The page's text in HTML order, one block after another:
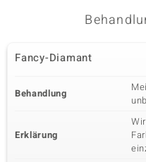
Fancy-Diamant
Behandlung
Erklärung